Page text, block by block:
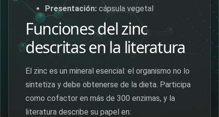
Presentación: cápsula vegetal
Funciones del zinc
descritas en la literatura
El zinc es un mineral esencial: el organismo no lo
sintetiza y debe obtenerse de la dieta. Participa
como cofactor en más de 300 enzimas, y la
literatura describe su papel en: